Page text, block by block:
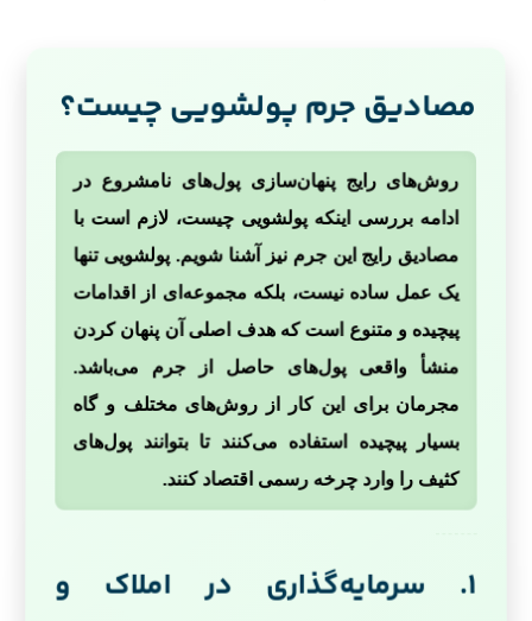
مصادیق جرم پولشویی چیست؟
روش‌های رایج پنهان‌سازی پول‌های نامشروع در
ادامه بررسی اینکه پولشویی چیست، لازم است با
مصادیق رایج این جرم نیز آشنا شویم. پولشویی تنها
یک عمل ساده نیست، بلکه مجموعه‌ای از اقدامات
پیچیده و متنوع است که هدف اصلی آن پنهان کردن
منشأ واقعی پول‌های حاصل از جرم می‌باشد.
مجرمان برای این کار از روش‌های مختلف و گاه
بسیار پیچیده استفاده می‌کنند تا بتوانند پول‌های
کثیف را وارد چرخه رسمی اقتصاد کنند.
1. سرمایه‌گذاری در املاک و